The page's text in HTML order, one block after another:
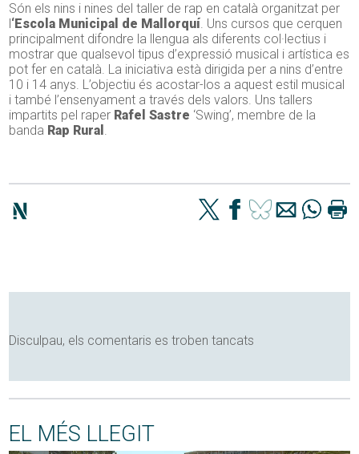
Són els nins i nines del taller de rap en català organitzat per
‘Escola Municipal de Mallorquí. Uns cursos que cerquen
principalment difondre la llengua als diferents col·lectius i
mostrar que qualsevol tipus d’expressió musical i artística es
pot fer en català. La iniciativa està dirigida per a nins d’entre
10 i 14 anys. L’objectiu és acostar-los a aquest estil musical
i també l’ensenyament a través dels valors. Uns tallers
impartits pel raper Rafel Sastre ‘Swing’, membre de la
banda Rap Rural .
Disculpau, els comentaris es troben tancats
EL MÉS LLEGIT